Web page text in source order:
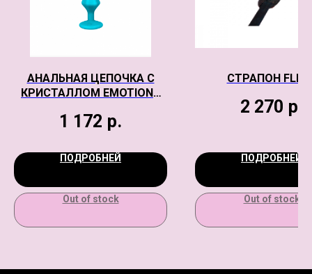
АНАЛЬНАЯ ЦЕПОЧКА С
КРИСТАЛЛОМ EMOTIONS
1 172 р.
ПОДРОБНЕЙ
Out of stock
СТРАПОН
2 270 р.
ПОДРОБНЕЙ
Out of stock